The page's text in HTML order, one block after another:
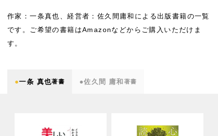
作家：一条真也、経営者：佐久間庸和による出版書籍の一覧
です。ご希望の書籍はAmazonなどからご購入いただけま
す。
●一条 真也著書 ●佐久間 庸和 著書